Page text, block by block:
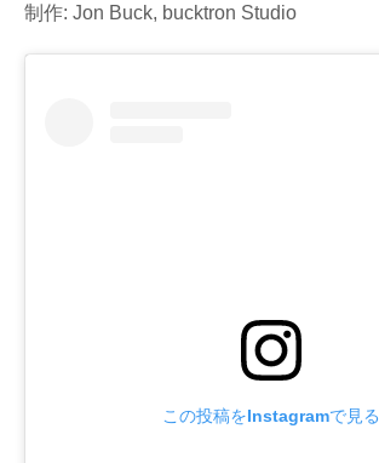
制作: Jon Buck, bucktron Studio
この投稿をInstagramで見る